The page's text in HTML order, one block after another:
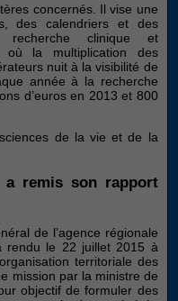
concernés. Il vise une
des calendriers et des
clinique et
où la multiplication des
nuit à la visibilité de
année à la recherche
d’euros en 2013 et 800
de la vie et de la
a remis son rapport
de l’agence régionale
rendu le 22 juillet 2015 à
territoriale des
mission par la ministre de
objectif de formuler des